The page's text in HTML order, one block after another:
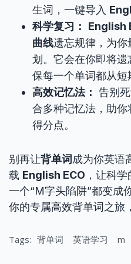
生词，一键导入
科学复习：
English
曲线遗忘规律，为
划。它会在你即将
保每一个单词都从短
高效记忆法： 告别
合多种记忆法，助
得分点。
别再让背单词 成为你英语
载 English ECO ，让科学
一个“M字头陷阱”都变成
你的专属高效背单词之旅
Tags: 背单词 英语学习 m